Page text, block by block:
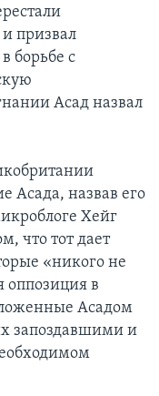
призвал
борьбе с
Асад назвал
Асада, назвав его
Хейг
что тот дает
«никого не
оппозиция в
Асадом
запоздавшими и